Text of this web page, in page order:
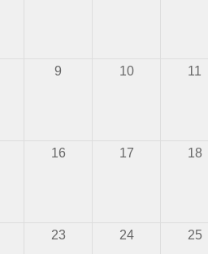
9 10 11
16 17 18
23 24 25